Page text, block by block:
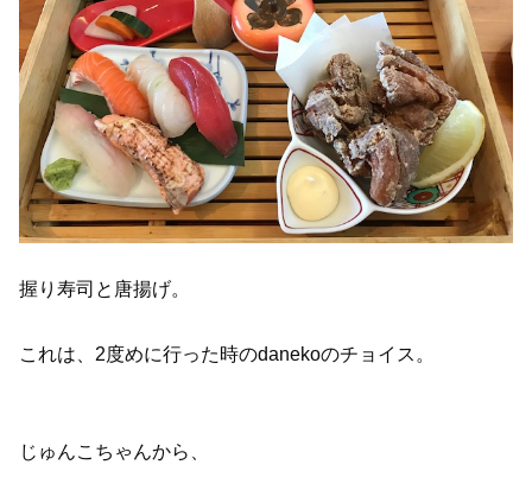
握り寿司と唐揚げ。
これは、2度めに行った時のdanekoのチョイス。
じゅんこちゃんから、